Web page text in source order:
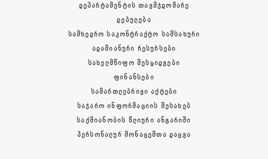
ᲓᲔᲞᲐᲠᲢᲐᲛᲔᲜᲢᲘᲡ ᲗᲐᲕᲛᲯᲓᲝᲛᲐᲠᲔ
ᲓᲔᲑᲣᲚᲔᲑᲐ
ᲡᲐᲛᲮᲔᲓᲠᲝ ᲡᲐᲙᲝᲜᲢᲠᲐᲥᲢᲝ ᲡᲐᲛᲡᲐᲮᲣᲠᲘ
ᲐᲓᲐᲛᲘᲐᲜᲣᲠᲘ ᲠᲔᲡᲣᲠᲡᲔᲑᲘ
ᲡᲐᲮᲔᲚᲛᲬᲘᲤᲝ ᲨᲔᲡᲧᲘᲓᲕᲔᲑᲘ
ᲤᲘᲜᲐᲜᲡᲔᲑᲘ
ᲡᲐᲛᲐᲠᲗᲚᲔᲑᲠᲘᲕᲘ ᲐᲥᲢᲔᲑᲘ
ᲡᲐᲯᲐᲠᲝ ᲘᲜᲤᲝᲠᲛᲐᲪᲘᲘᲡ ᲨᲔᲡᲐᲮᲔᲑ
ᲡᲐᲥᲛᲘᲐᲜᲝᲑᲘᲡ ᲬᲚᲘᲣᲠᲘ ᲐᲜᲒᲐᲠᲘᲨᲘ
ᲞᲔᲠᲡᲝᲜᲐᲚᲣᲠ ᲛᲝᲜᲐᲪᲔᲛᲗᲐ ᲓᲐᲪᲕᲐ